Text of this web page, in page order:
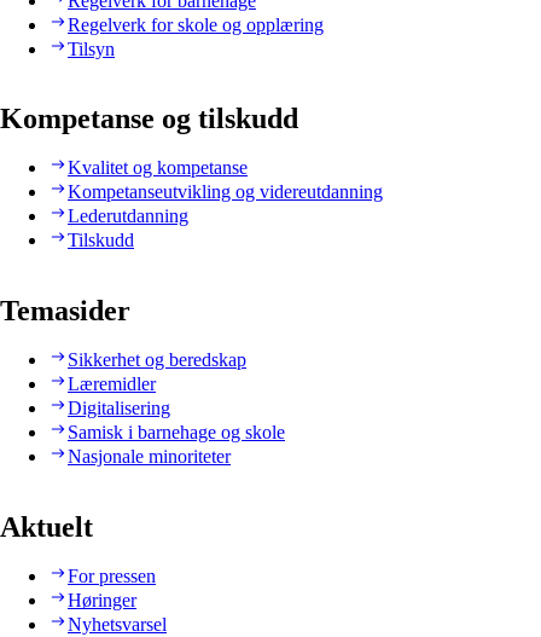
Regelverk for skole og opplæring
Tilsyn
Kompetanse og tilskudd
Kvalitet og kompetanse
Kompetanseutvikling og videreutdanning
Lederutdanning
Tilskudd
Temasider
Sikkerhet og beredskap
Læremidler
Digitalisering
Samisk i barnehage og skole
Nasjonale minoriteter
Aktuelt
For pressen
Høringer
Nyhetsvarsel